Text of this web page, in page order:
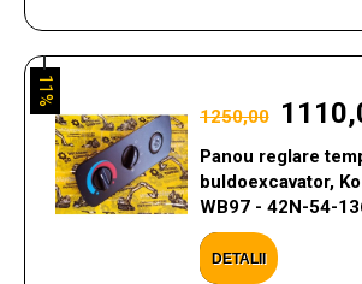
1250,00
Panou reglare
buldoexcavator,
WB97 - 42N-54-
DETALII
11%